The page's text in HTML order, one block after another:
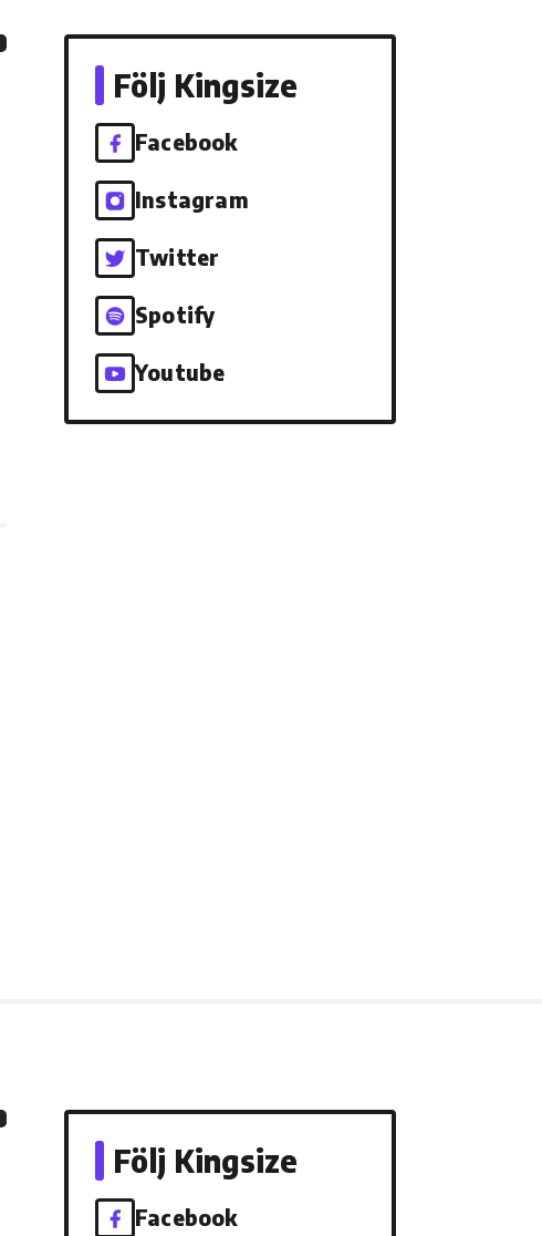
Följ Kingsize
Facebook
Instagram
Twitter
Spotify
Youtube
Följ Kingsize
Facebook